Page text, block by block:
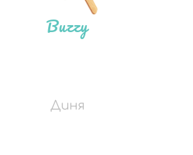
Buzzy
Диня